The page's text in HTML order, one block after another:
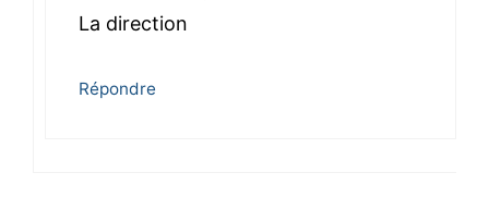
La direction
Répondre